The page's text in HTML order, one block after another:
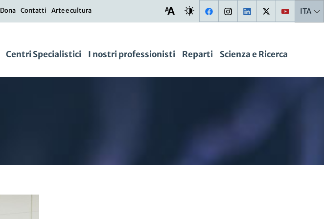
Dona Contatti Arte e cultura ITA
Centri Specialistici I nostri professionisti Reparti Scienza e Ricerca